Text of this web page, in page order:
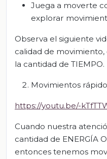
Juega a moverte
explorar
Observa el siguiente
calidad de
la cantidad de TIEMPO.
Movimientos
https://youtu.be/-
Cuando nuestra
cantidad de ENERGÍA
entonces tenemos